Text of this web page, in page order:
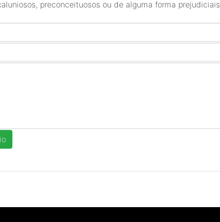
preconceituosos ou de alguma forma